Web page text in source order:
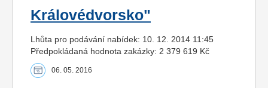
Královédvorsko"
Lhůta pro podávání nabídek: 10. 12. 2014 11:45
Předpokládaná hodnota zakázky: 2 379 619 Kč
06. 05. 2016